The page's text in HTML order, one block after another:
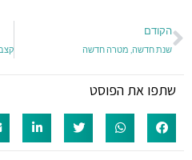
הקודם
שנת חדשה, מטרה חדשה
שתפו את הפוסט